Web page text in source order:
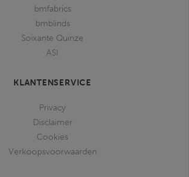
bmfabrics
bmblinds
Soixante Quinze
ASI
KLANTENSERVICE
Privacy
Disclaimer
Cookies
Verkoopsvoorwaarden